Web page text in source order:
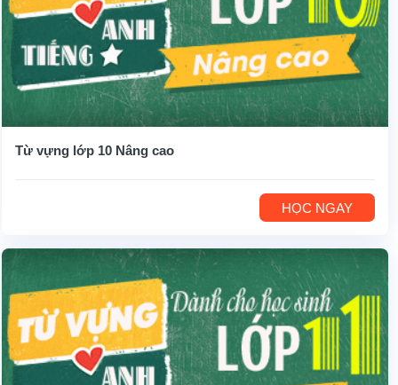
Từ vựng lớp 10 Nâng cao
HỌC NGAY